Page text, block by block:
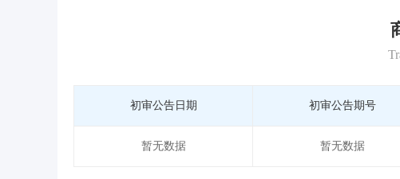
初审公告日期 初审公告期号
暂无数据 暂无数据